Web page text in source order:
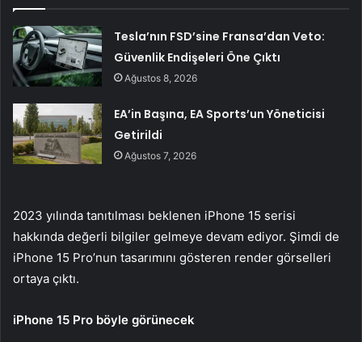
Tesla’nın FSD’sine Fransa’dan Veto:
Güvenlik Endişeleri Öne Çıktı
Ağustos 8, 2026
EA’in Başına, EA Sports’un Yöneticisi
Getirildi
Ağustos 7, 2026
2023 yılında tanıtılması beklenen iPhone 15 serisi
hakkında değerli bilgiler gelmeye devam ediyor. Şimdi de
iPhone 15 Pro’nun tasarımını gösteren render görselleri
ortaya çıktı.
iPhone 15 Pro böyle görünecek